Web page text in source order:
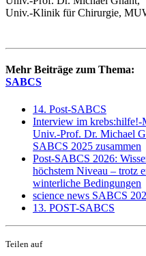
Univ.-Klinik für Chirurgie,
Mehr Beiträge zum Thema:
SABCS
14. Post-SABCS
Interview im krebs:hilfe!-
Univ.-Prof. Dr. Michael
SABCS 2025 zusammen
Post-SABCS 2026:
höchstem Niveau – trotz
winterliche Bedingungen
science news SABCS
13. POST-SABCS
Teilen auf